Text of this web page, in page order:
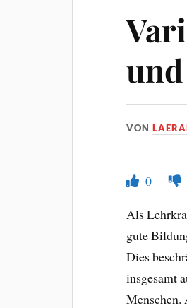
VON
0
Als
gute
Dies
insgesamt
Menschen.